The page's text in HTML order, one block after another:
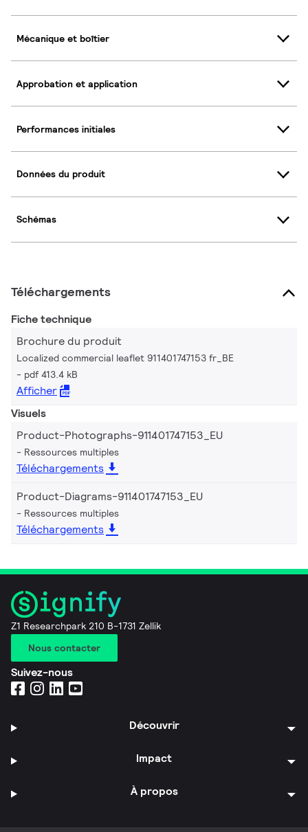
Mécanique et boîtier
Approbation et application
Performances initiales
Données du produit
Schémas
Téléchargements
Fiche technique
Brochure du produit
Localized commercial leaflet 911401747153 fr_BE
pdf 413.4 kB
Afficher
Visuels
Product-Photographs-911401747153_EU
Ressources multiples
Téléchargements
Product-Diagrams-911401747153_EU
Ressources multiples
Téléchargements
Z1 Researchpark 210 B-1731 Zellik
Nous contacter
Suivez-nous
Découvrir
Impact
À propos